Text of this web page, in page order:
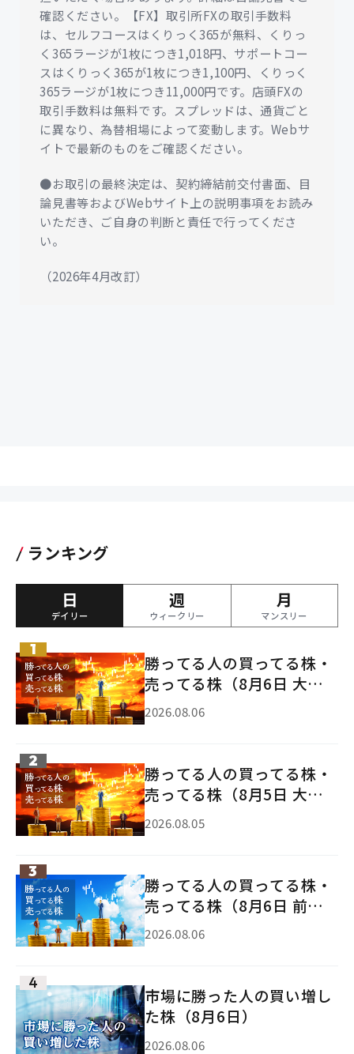
確認ください。【FX】取引所FXの取引手数料
は、セルフコースはくりっく365が無料、くりっ
く365ラージが1枚につき1,018円、サポートコー
スはくりっく365が1枚につき1,100円、くりっく
365ラージが1枚につき11,000円です。店頭FXの
取引手数料は無料です。スプレッドは、通貨ごと
に異なり、為替相場によって変動します。Webサ
イトで最新のものをご確認ください。
●お取引の最終決定は、契約締結前交付書面、目
論見書等およびWebサイト上の説明事項をお読み
いただき、ご自身の判断と責任で行ってくださ
い。
（2026年4月改訂）
ランキング
日
デイリー
週
ウィークリー
月
マンスリー
勝ってる人の買ってる株・
売ってる株（8月6日 大引
け）
2026.08.06
勝ってる人の買ってる株・
売ってる株（8月5日 大引
け）
2026.08.05
勝ってる人の買ってる株・
売ってる株（8月6日 前引
け）
2026.08.06
市場に勝った人の買い増し
た株（8月6日）
2026.08.06